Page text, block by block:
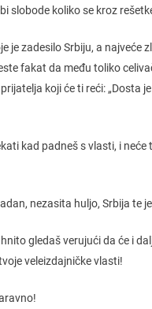
slobode koliko se kroz
je zadesilo Srbiju, a najveće
fakat da među toliko
koji će ti reći: „Dosta
kad padneš s vlasti, i neće
nezasita huljo, Srbija te
gledaš verujući da će i
veleizdajničke vlasti!